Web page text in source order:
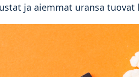
ja aiemmat uransa